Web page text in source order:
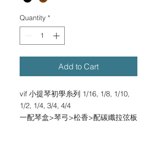
Quantity *
Add to Cart
vif 小提琴初學糸列 1/16, 1/8, 1/10,
1/2, 1/4, 3/4, 4/4
一配琴盒>琴弓>松香>配碳纖拉弦板